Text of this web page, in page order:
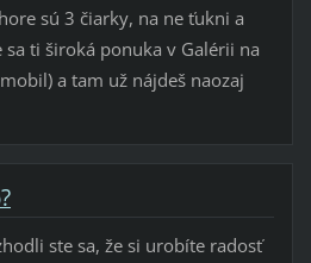
sú 3 čiarky, na ne ťukni a
ti široká ponuka v Galérii na
a tam už nájdeš naozaj
ste sa, že si urobíte radosť